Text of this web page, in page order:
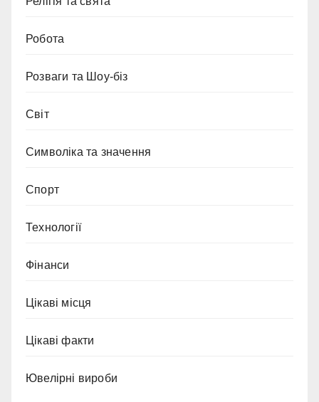
Робота
Розваги та Шоу-біз
Світ
Символіка та значення
Спорт
Технології
Фінанси
Цікаві місця
Цікаві факти
Ювелірні вироби